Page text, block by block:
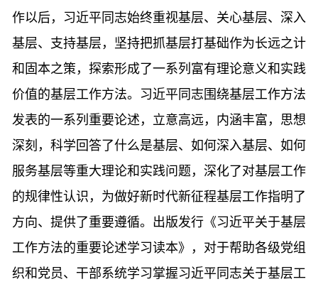
作以后，习近平同志始终重视基层、关心基层、深入
基层、支持基层，坚持把抓基层打基础作为长远之计
和固本之策，探索形成了一系列富有理论意义和实践
价值的基层工作方法。习近平同志围绕基层工作方法
发表的一系列重要论述，立意高远，内涵丰富，思想
深刻，科学回答了什么是基层、如何深入基层、如何
服务基层等重大理论和实践问题，深化了对基层工作
的规律性认识，为做好新时代新征程基层工作指明了
方向、提供了重要遵循。出版发行《习近平关于基层
工作方法的重要论述学习读本》，对于帮助各级党组
织和党员、干部系统学习掌握习近平同志关于基层工